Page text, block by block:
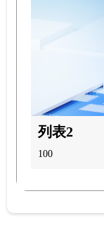
列表2
100